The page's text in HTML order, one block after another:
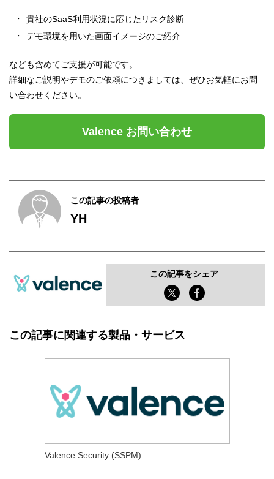
貴社のSaaS利用状況に応じたリスク診断
デモ環境を用いた画面イメージのご紹介
なども含めてご支援が可能です。
詳細なご説明やデモのご依頼につきましては、ぜひお気軽にお問
い合わせください。
Valence お問い合わせ
この記事の投稿者
YH
この記事をシェア
この記事に関連する製品・サービス
Valence Security (SSPM)